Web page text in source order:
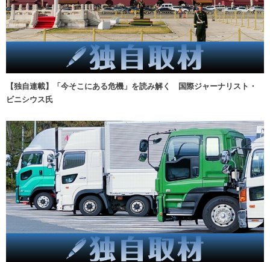
【独自連載】「今そこにある危機」を読み解く 国際ジャーナリスト・
ビニシウス氏